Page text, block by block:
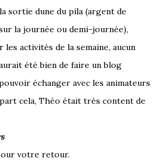
sortie dune du pila (argent de
la journée ou demi-journée),
activités de la semaine, aucun
été bien de faire un blog
échanger avec les animateurs
part cela, Théo était très content de
votre retour.